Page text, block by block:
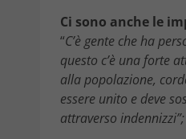
Ci sono anche le
“C’è gente che ha
questo c’è una forte
alla popolazione,
essere unito e deve
attraverso indennizzi”;